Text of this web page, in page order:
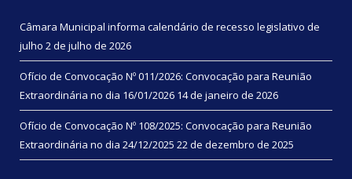
Câmara Municipal informa calendário de recesso legislativo de
julho 2 de julho de 2026
Ofício de Convocação Nº 011/2026: Convocação para Reunião
Extraordinária no dia 16/01/2026 14 de janeiro de 2026
Ofício de Convocação Nº 108/2025: Convocação para Reunião
Extraordinária no dia 24/12/2025 22 de dezembro de 2025